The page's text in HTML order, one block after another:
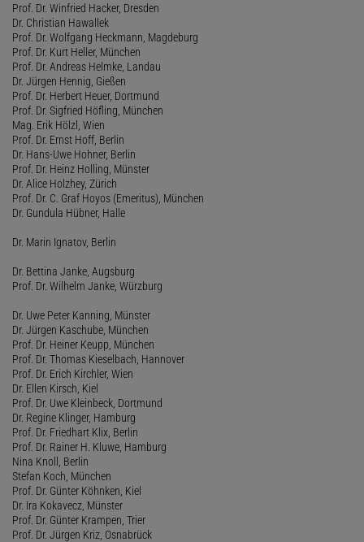
Prof. Dr. Winfried Hacker, Dresden
Dr. Christian Hawallek
Prof. Dr. Wolfgang Heckmann, Magdeburg
Prof. Dr. Kurt Heller, München
Prof. Dr. Andreas Helmke, Landau
Dr. Jürgen Hennig, Gießen
Prof. Dr. Herbert Heuer, Dortmund
Prof. Dr. Sigfried Höfling, München
Mag. Erik Hölzl, Wien
Prof. Dr. Ernst Hoff, Berlin
Dr. Hans-Uwe Hohner, Berlin
Prof. Dr. Heinz Holling, Münster
Dr. Alice Holzhey, Zürich
Prof. Dr. C. Graf Hoyos (Emeritus), München
Dr. Gundula Hübner, Halle
Dr. Marin Ignatov, Berlin
Dr. Bettina Janke, Augsburg
Prof. Dr. Wilhelm Janke, Würzburg
Dr. Uwe Peter Kanning, Münster
Dr. Jürgen Kaschube, München
Prof. Dr. Heiner Keupp, München
Prof. Dr. Thomas Kieselbach, Hannover
Prof. Dr. Erich Kirchler, Wien
Dr. Ellen Kirsch, Kiel
Prof. Dr. Uwe Kleinbeck, Dortmund
Dr. Regine Klinger, Hamburg
Prof. Dr. Friedhart Klix, Berlin
Prof. Dr. Rainer H. Kluwe, Hamburg
Nina Knoll, Berlin
Stefan Koch, München
Prof. Dr. Günter Köhnken, Kiel
Dr. Ira Kokavecz, Münster
Prof. Dr. Günter Krampen, Trier
Prof. Dr. Jürgen Kriz, Osnabrück